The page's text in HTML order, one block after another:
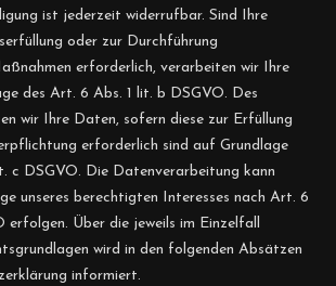
ist jederzeit widerrufbar. Sind Ihre
oder zur Durchführung
erforderlich, verarbeiten wir Ihre
des Art. 6 Abs. 1 lit. b DSGVO. Des
wir Ihre Daten, sofern diese zur Erfüllung
erforderlich sind auf Grundlage
c DSGVO. Die Datenverarbeitung kann
unseres berechtigten Interesses nach Art. 6
erfolgen. Über die jeweils im Einzelfall
wird in den folgenden Absätzen
informiert.